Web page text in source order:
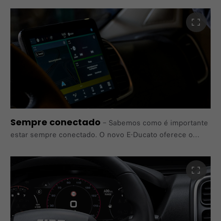
entre
desempenho e economia para proporcionar conforto
total, ECO para aumentar a autonomia e Power para
obter
maior capacidade de resposta.
Sempre conectado – Sabemos como é importante
estar sempre conectado. O novo E-Ducato oferece o
juntamente com as mais recentes tecnologias de
conectividade, aumentando a eficiência do veículo e da